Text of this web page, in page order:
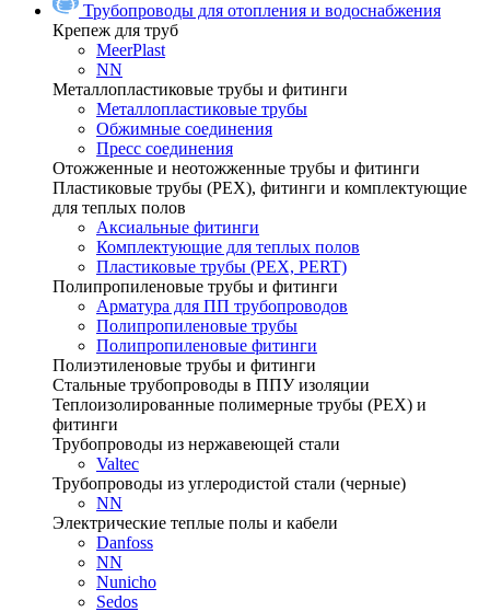
Трубопроводы для отопления и водоснабжения
Крепеж для труб
MeerPlast
NN
Металлопластиковые трубы и фитинги
Металлопластиковые трубы
Обжимные соединения
Пресс соединения
Отожженные и неотожженные трубы и фитинги
Пластиковые трубы (РЕХ), фитинги и комплектующие
для теплых полов
Аксиальные фитинги
Комплектующие для теплых полов
Пластиковые трубы (РЕХ, PERT)
Полипропиленовые трубы и фитинги
Арматура для ПП трубопроводов
Полипропиленовые трубы
Полипропиленовые фитинги
Полиэтиленовые трубы и фитинги
Стальные трубопроводы в ППУ изоляции
Теплоизолированные полимерные трубы (РЕХ) и
фитинги
Трубопроводы из нержавеющей стали
Valtec
Трубопроводы из углеродистой стали (черные)
NN
Электрические теплые полы и кабели
Danfoss
NN
Nunicho
Sedos